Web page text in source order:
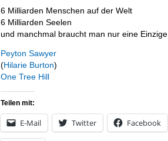
6 Milliarden Menschen auf der Welt
6 Milliarden Seelen
und manchmal braucht man nur eine Einzige
Peyton Sawyer
(Hilarie Burton)
One Tree Hill
Teilen mit:
E-Mail Twitter Facebook